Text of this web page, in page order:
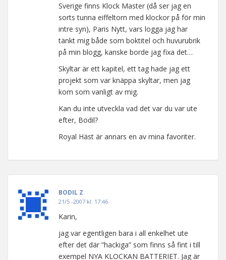
Sverige finns Klock Master (då ser jag en
sorts tunna eiffeltorn med klockor på för min
intre syn), Paris Nytt, vars logga jag har
tänkt mig både som boktitel och huvurubrik
på min blogg, kanske borde jag fixa det…
Skyltar är ett kapitel, ett tag hade jag ett
projekt som var knäppa skyltar, men jag
kom som vanligt av mig.
Kan du inte utveckla vad det var du var ute
efter, Bodil?
Royal Häst är annars en av mina favoriter.
BODIL Z
21/5 -2007 kl. 17:46
Karin,
jag var egentligen bara i all enkelhet ute
efter det där ”hackiga” som finns så fint i till
exempel NYA KLOCKAN BATTERIET. Jag är